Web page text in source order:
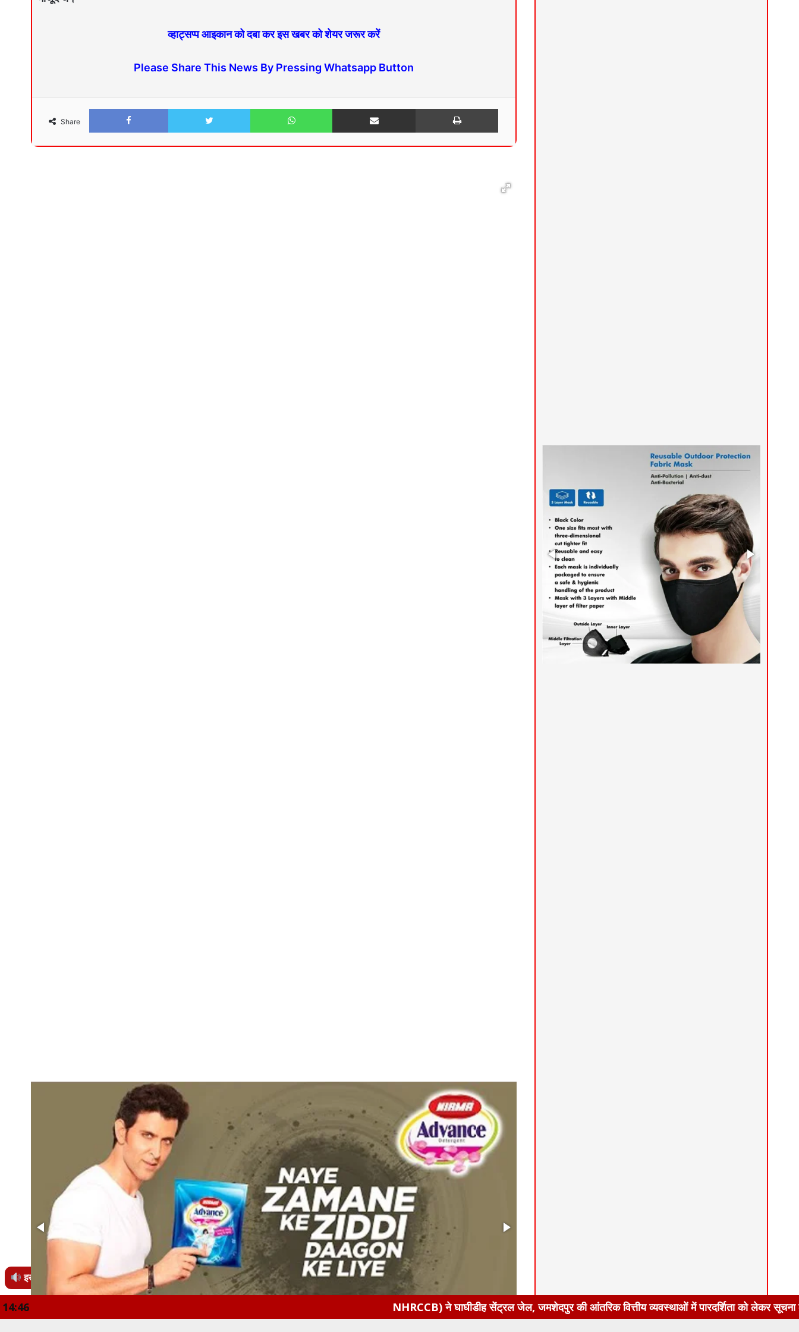
इस खबर को सुनें
व्हाट्सप्प आइकान को दबा कर इस खबर को शेयर जरूर करें
Please Share This News By Pressing Whatsapp Button
Share
Facebook Twitter WhatsApp Share via Email Print
NHRCCB) ने घाघीडीह सेंट्रल जेल, जमशेदपुर की आंतरिक वित्तीय व्यवस्थाओं में पारदर्शिता को लेकर सूचना का अधिकार
14:46